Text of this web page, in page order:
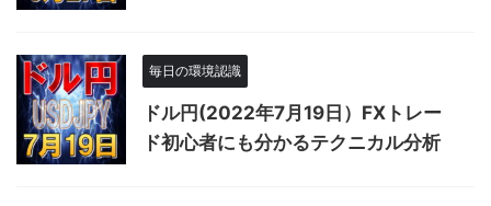
毎日の環境認識
ドル円(2022年7月19日）FXトレー
ド初心者にも分かるテクニカル分析